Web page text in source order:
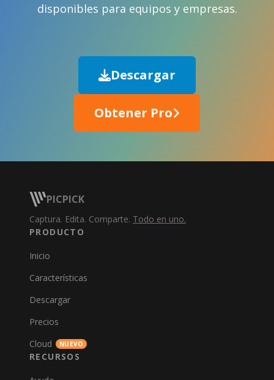
disponibles para equipos y empresas.
Descargar
Obtener Pro
PICPICK
Captura. Edita. Comparte. Todo en uno.
PRODUCTO
Inicio
Características
Descargar
Precios
Cloud
NUEVO
RECURSOS